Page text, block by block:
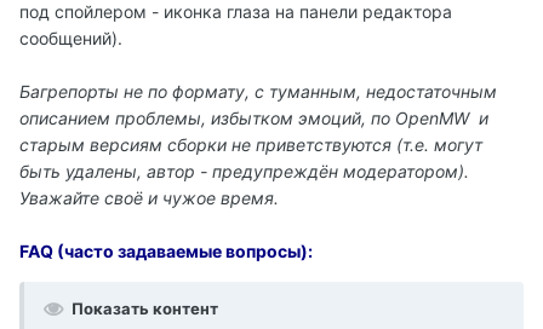
под спойлером - иконка глаза на панели редактора
сообщений).
Багрепорты не по формату, с туманным, недостаточным
описанием проблемы, избытком эмоций, по OpenMW и
старым версиям сборки не приветствуются (т.е. могут
быть удалены, автор - предупреждён модератором).
Уважайте своё и чужое время.
FAQ (часто задаваемые вопросы):
Показать контент